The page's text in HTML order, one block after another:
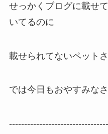
せっかくブログに載せ
いてるのに
載せられてないペット
では今日もおやすみなさ